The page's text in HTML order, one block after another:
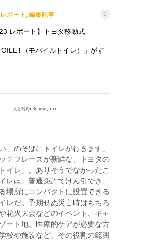
ポート , 編集記事 0
レポート】トヨタ移動式
（モバイルトイレ）」がす
文と写真⚫︎Believe Japan
、のそばにトイレが行きます」
チフレーズが新鮮な、トヨタの
イレ」。ありそうでなかったこ
レは、普通免許でけん引でき、
場所にコンパクトに設置できる
レだ。予期せぬ災害時はもちろ
花火大会などのイベント、キャ
ート地、医療的ケアが必要な方
校や施設など、その役割の範囲